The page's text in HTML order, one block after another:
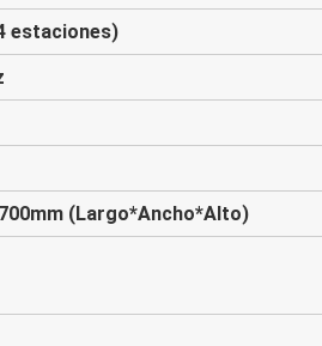
estaciones)
(Largo*Ancho*Alto)